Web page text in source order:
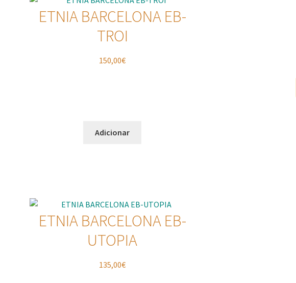
ETNIA BARCELONA EB-
TROI
150,00€
Adicionar
ETNIA BARCELONA EB-
UTOPIA
135,00€